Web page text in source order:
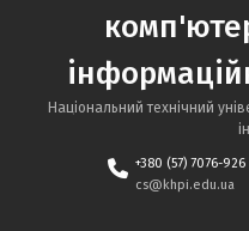
Національний технічний
+380 (57) 7076-926
cs@khpi.edu.ua